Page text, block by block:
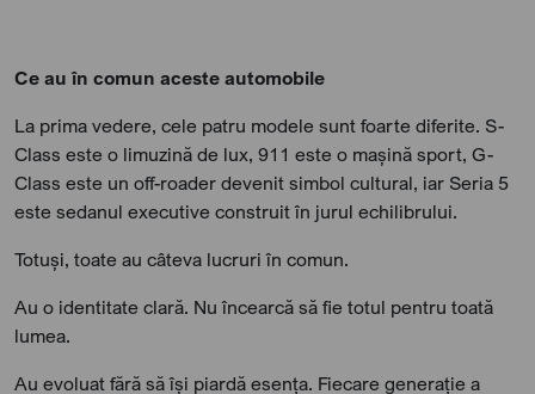
Ce au în comun aceste automobile
La prima vedere, cele patru modele sunt foarte diferite. S-
Class este o limuzină de lux, 911 este o mașină sport, G-
Class este un off-roader devenit simbol cultural, iar Seria 5
este sedanul executive construit în jurul echilibrului.
Totuși, toate au câteva lucruri în comun.
Au o identitate clară. Nu încearcă să fie totul pentru toată
lumea.
Au evoluat fără să își piardă esența. Fiecare generație a